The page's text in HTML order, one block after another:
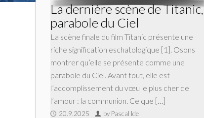
La dernière scène de Titanic,
parabole du Ciel
La scène finale du film Titanic présente une
riche signification eschatologique [1]. Osons
montrer qu’elle se présente comme une
parabole du Ciel. Avant tout, elle est
l’accomplissement du vœu le plus cher de
l’amour : la communion. Ce que […]
20.9.2025 by Pascal Ide